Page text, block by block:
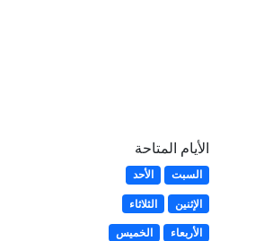
الأيام المتاحة
السبت
الأحد
الإثنين
الثلاثاء
الأربعاء
الخميس